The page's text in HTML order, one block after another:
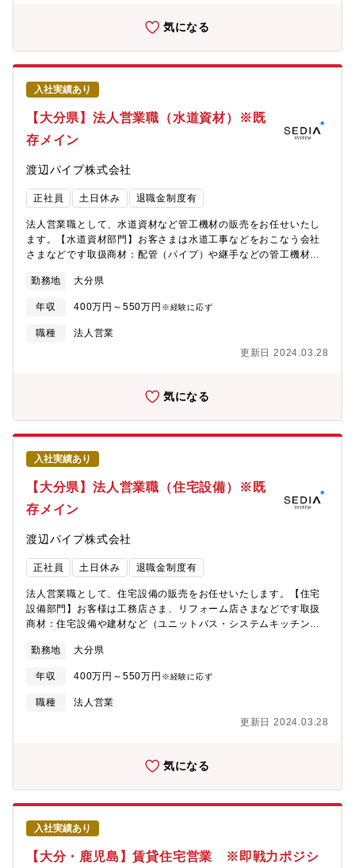
直接感じることができるやりがいのある業務です。
気になる
入社実績あり
【大分県】法人営業職（水道資材）※既
存メイン
渡辺パイプ株式会社
正社員 土日休み 退職金制度有
法人営業職として、水道資材など管工機材の販売をお任せいたし
ます。【水道資材部門】お客さまは水道工事などをおこなう会社
さまなどです取扱商材：配管（パイプ）や継手などの管工機材
勤務地
大分県
年収 400万円～550万円 ※経験に応ず
職種
法人営業
更新日 2024.03.28
気になる
入社実績あり
【大分県】法人営業職（住宅設備）※既
存メイン
渡辺パイプ株式会社
正社員 土日休み 退職金制度有
法人営業職として、住宅設備の販売をお任せいたします。【住宅
設備部門】お客様は工務店さま、リフォーム店さまなどです取扱
商材：住宅設備や建材など（ユニットバス・システムキッチンな
勤務地
大分県
年収 400万円～550万円 ※経験に応ず
職種
法人営業
更新日 2024.03.28
気になる
入社実績あり
【大分・鹿児島】賃貸住宅営業 ※即戦力ポジシ